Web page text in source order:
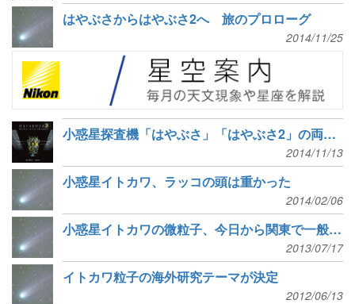
はやぶさからはやぶさ2へ 旅のプロローグ
2014/11/25
小惑星探査機「はやぶさ」「はやぶさ2」の両面ポスターを発売
2014/11/13
小惑星イトカワ、ラッコの頭は重かった
2014/02/06
小惑星イトカワの微粒子、今日から関東で一般公開
2013/07/17
イトカワ粒子の海外研究テーマが決定
2012/06/13